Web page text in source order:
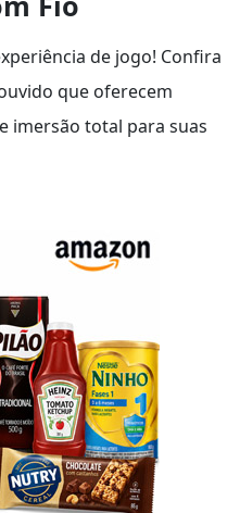
de jogo! Confira
que oferecem
imersão total para suas